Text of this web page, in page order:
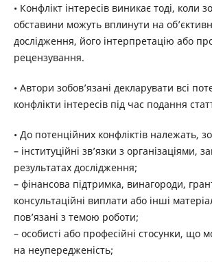
• Конфлікт інтересів виникає тоді, коли
обставини можуть вплинути на
дослідження, його інтерпретацію або
рецензування.
• Автори зобов’язані декларувати всі
конфлікти інтересів під час подання
• До потенційних конфліктів належать,
– інституційні зв’язки з організаціями,
результатах дослідження;
– фінансова підтримка, винагороди,
консультаційні виплати або інші
пов’язані з темою роботи;
– особисті або професійні стосунки, що
на неупередженість;